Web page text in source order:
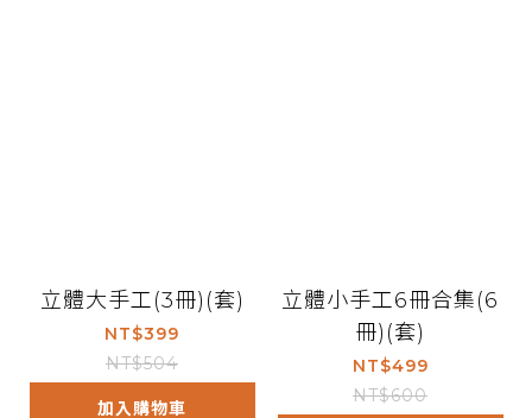
立體大手工(3冊)(套)
NT$399
NT$504
加入購物車
立體小手工6冊合集(6
冊)(套)
NT$499
NT$600